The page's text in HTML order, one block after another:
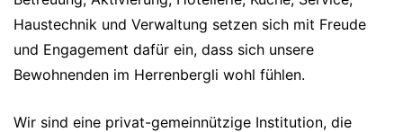
Haustechnik und Verwaltung setzen sich mit Freude
und Engagement dafür ein, dass sich unsere
Bewohnenden im Herrenbergli wohl fühlen.
Wir sind eine privat-gemeinnützige Institution, die